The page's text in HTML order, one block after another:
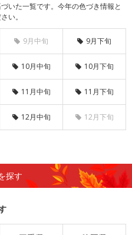
いた一覧です。今年の色づき情報と
い。
9月中旬 9月下旬
10月中旬 10月下旬
11月中旬 11月下旬
12月中旬 12月下旬
探す